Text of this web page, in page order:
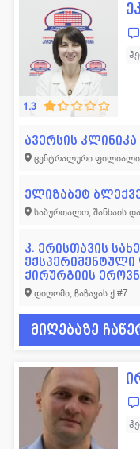
1.3
ავერსის კლინიკა
ცენტრალური ფილიალი
ელიზაბეტ
საბურთალო, შანხაის
კ. ერისთავის
ქირურგიის
დიღომი, ჩაჩავას ქ.#7
მიღებაზე